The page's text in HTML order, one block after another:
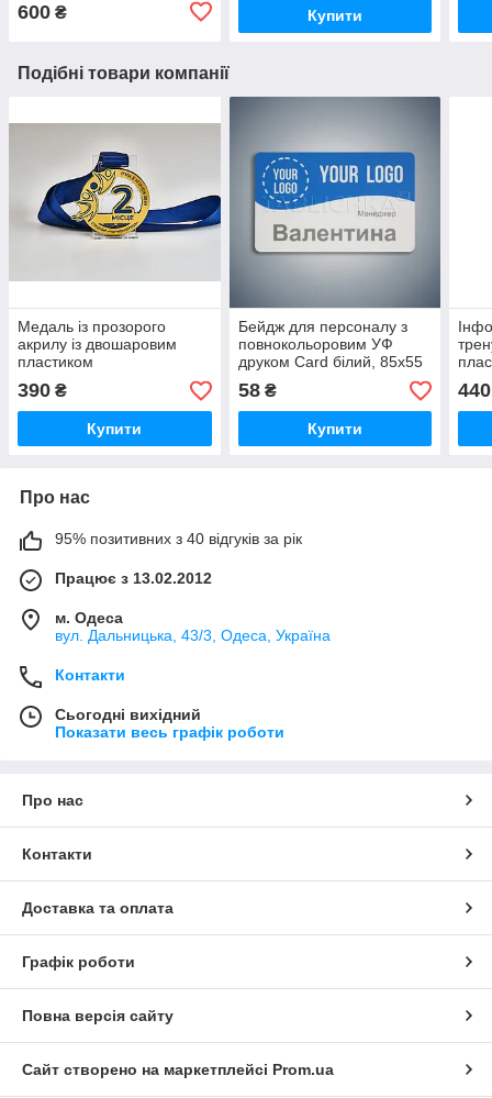
600 ₴ Купити
Подібні товари компанії
Медаль із прозорого
акрилу із двошаровим
пластиком
390 ₴
Купити
Бейдж для персоналу з
повнокольоровим УФ
друком Сard білий, 85х55
мм
58₴
Купити
440
Про нас
95% позитивних з 40 відгуків за рік
Працює з 13.02.2012
м. Одеса
вул. Дальницька, 43/3, Одеса, Україна
Контакти
Сьогодні вихідний
Показати весь графік роботи
Про нас
Контакти
Доставка та оплата
Графік роботи
Повна версія сайту
Сайт створено на маркетплейсі Prom.ua